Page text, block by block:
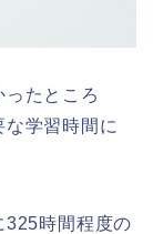
たところ
学習時間に
時間程度の